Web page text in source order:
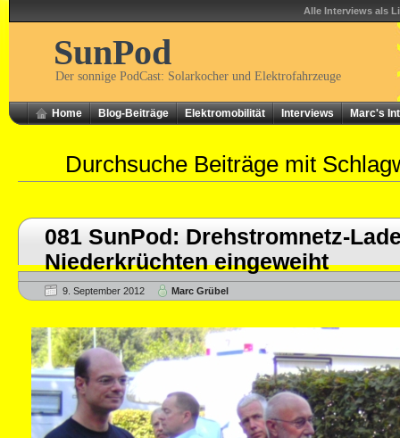
Alle Interviews als
SunPod
Der sonnige PodCast: Solarkocher und Elektrofahrzeuge
Home Blog-Beiträge Elektromobilität Interviews Marc's
Durchsuche Beiträge mit
081 SunPod: Drehstromnetz-
Niederkrüchten eingeweiht
9. September 2012 Marc Grübel